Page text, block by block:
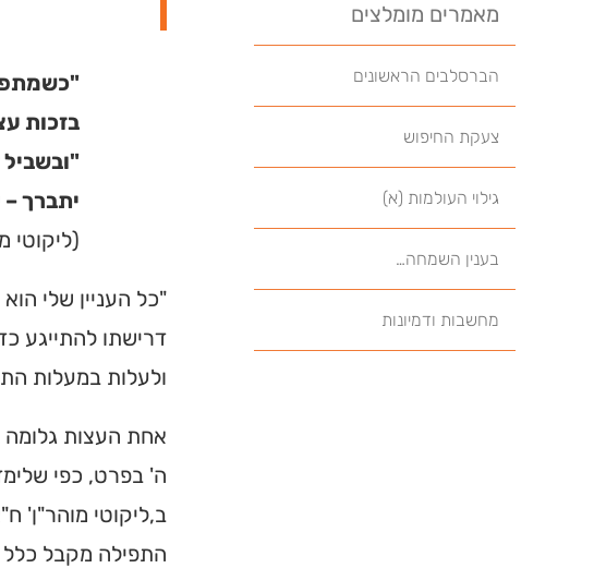
מאמרים מומלצים
הברסלבים הראשונים
צעקת החיפוש
גילוי העולמות (א)
בענין השמחה…
מחשבות ודמיונות
בזכות
יתברך –
(ליקוטי
"כל העניין שלי
דרישתו להתייגע
ולעלות במעלות
אחת העצות
ה' בפרט, כפי
ב,ליקוטי מוהר"ן'
התפילה מקבל